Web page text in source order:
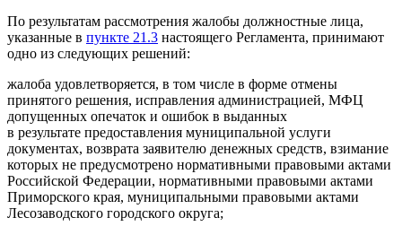
По результатам рассмотрения жалобы должностные лица,
указанные в пункте 21.3 настоящего Регламента, принимают
одно из следующих решений:
жалоба удовлетворяется, в том числе в форме отмены
принятого решения, исправления администрацией, МФЦ
допущенных опечаток и ошибок в выданных
в результате предоставления муниципальной услуги
документах, возврата заявителю денежных средств, взимание
которых не предусмотрено нормативными правовыми актами
Российской Федерации, нормативными правовыми актами
Приморского края, муниципальными правовыми актами
Лесозаводского городского округа;